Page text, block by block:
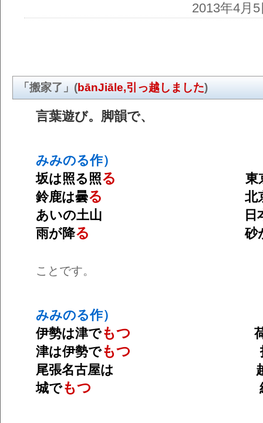
2013年4
「搬家了」(bānJiāle,引っ越しました)
言葉遊び。脚韻で、
みみのる作）
坂は照る照る
東京照
鈴鹿は曇る
北京は
あいの土山 日本海
雨が降る 砂が
ことです。
みみのる作）
伊勢は津でもつ 荷物
津は伊勢でもつ 払い
尾張名古屋は 越中
城でもつ 紐